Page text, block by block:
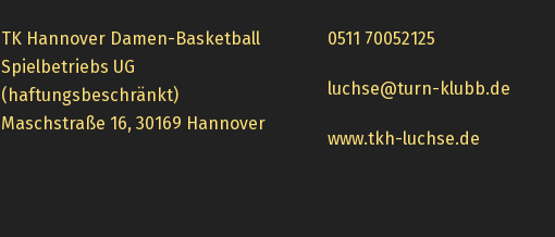
TK Hannover Damen-Basketball
Spielbetriebs UG
(haftungsbeschränkt)
Maschstraße 16, 30169 Hannover
0511 70052125
luchse@turn-klubb.de
www.tkh-luchse.de